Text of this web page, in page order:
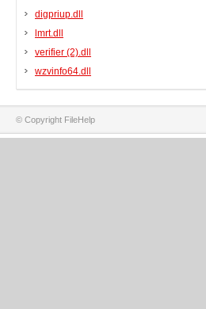
digpriup.dll
lmrt.dll
verifier (2).dll
wzvinfo64.dll
© Copyright FileHelp